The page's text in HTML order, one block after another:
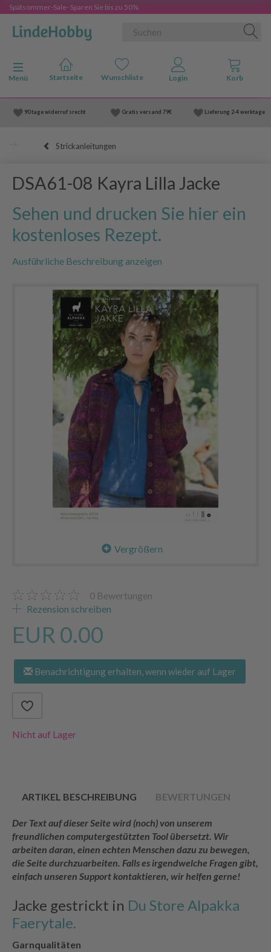
Spätsommer-Sale- Sparen Sie bis zu 50%
Anzeige ändern
Menü
90 tage widerruf srecht Gratis versand 79€ Lieferung 2-4 werktage
Strickanleitungen
DSA61-08 Kayra Lilla Jacke
Sehen und drucken Sie hier ein
kostenloses Rezept.
Ausführliche Beschreibung anzeigen
Vergrößern
0 Bewertungen
Rezension schreiben
EUR 0.00
Benachrichtigung erhalten, wenn wieder auf Lager
Nicht auf Lager
ARTIKEL BESCHREIBUNG BEWERTUNGEN
Der Text auf dieser Seite wird (noch) von unserem
freundlichen computergestützten Tool übersetzt. Wir
arbeiten daran, einen echten Menschen dazu zu bewegen,
die Seite durchzuarbeiten. Falls es irgendwelche Fragen gibt,
einfach unseren Support kontaktieren, wir helfen gerne!
Jacke gestrickt in Du Store Alpakka
Faerytale.
Garnqualitäten